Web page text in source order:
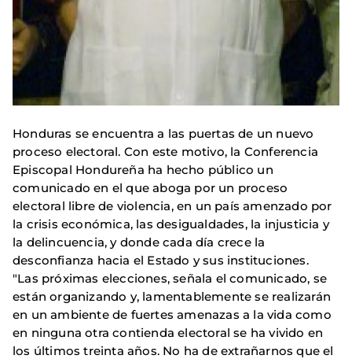
Honduras se encuentra a las puertas de un nuevo
proceso electoral. Con este motivo, la Conferencia
Episcopal Hondureña ha hecho público un
comunicado en el que aboga por un proceso
electoral libre de violencia, en un país amenzado por
la crisis económica, las desigualdades, la injusticia y
la delincuencia, y donde cada día crece la
desconfianza hacia el Estado y sus instituciones.
"Las próximas elecciones, señala el comunicado, se
están organizando y, lamentablemente se realizarán
en un ambiente de fuertes amenazas a la vida como
en ninguna otra contienda electoral se ha vivido en
los últimos treinta años. No ha de extrañarnos que el